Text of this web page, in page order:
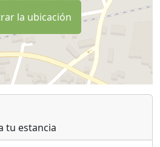
la ubicación
tu estancia